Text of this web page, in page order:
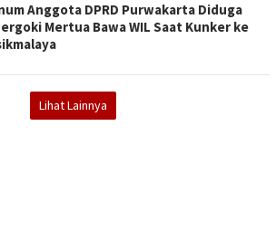
Anggota DPRD Purwakarta Diduga
Mertua Bawa WIL Saat Kunker ke
Lihat Lainnya